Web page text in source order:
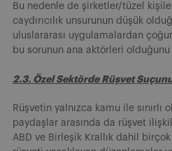
Bu nedenle de şirketler/tüzel
caydırıcılık unsurunun düşük
uluslararası uygulamalardan
bu sorunun ana aktörleri olduğunu
2.3. Özel Sektörde Rüşvet
Rüşvetin yalnızca kamu ile sınırlı
paydaşlar arasında da rüşvet
ABD ve Birleşik Krallık dahil